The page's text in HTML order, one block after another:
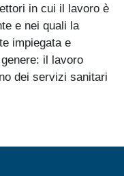
in cui il lavoro è
e nei quali la
impiegata e
il lavoro
dei servizi sanitari